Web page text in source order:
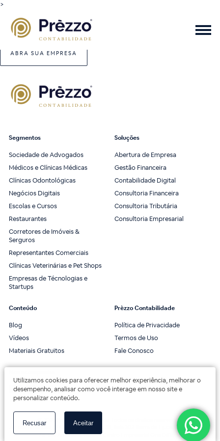
>
Utilizamos cookies para oferecer melhor experiência, melhorar o
desempenho, analisar como você interage em nosso site e
personalizar conteúdo.
Recusar Aceitar
ABRA SUA EMPRESA
Segmentos
Sociedade de Advogados
Médicos e Clínicas Médicas
Clínicas Odontológicas
Negócios Digitais
Escolas e Cursos
Restaurantes
Corretores de Imóveis &
Serguros
Representantes Comerciais
Clínicas Veterinárias e Pet Shops
Empresas de Técnologias e
Startups
Soluções
Abertura de Empresa
Gestão Financeira
Contabilidade Digital
Consultoria Financeira
Consultoria Tributária
Consultoria Empresarial
Conteúdo
Blog
Vídeos
Materiais Gratuitos
Prèzzo Contabilidade
Política de Privacidade
Termos de Uso
Fale Conosco
© 2020 Prèzzo Contabilidade. Todos os direitos reservados.
Av. das Américas, 3443, 2º andar, Bloco 3B, Sala 202. Barra da Tijuca, Rio de Janeiro.
Av. das Américas, 18000 - Centro Empresarial One Offices.